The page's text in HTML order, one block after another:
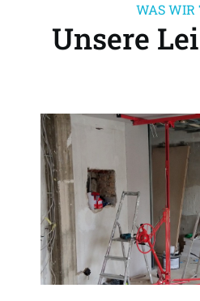
WAS WIR
Unsere